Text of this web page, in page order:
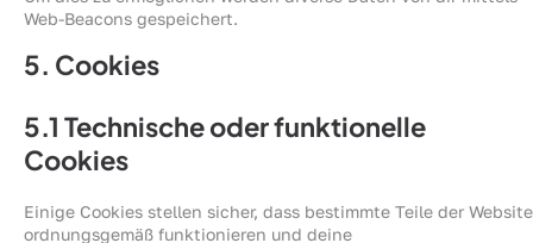
Web-Beacons gespeichert.
5. Cookies
5.1 Technische oder funktionelle
Cookies
Einige Cookies stellen sicher, dass bestimmte Teile der Website
ordnungsgemäß funktionieren und deine